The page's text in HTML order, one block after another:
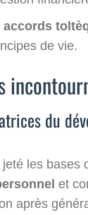
accords
de vie.
du
les bases
et
après